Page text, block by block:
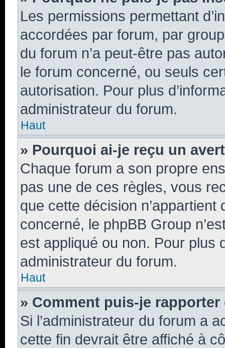
Les permissions permettant
accordées par forum, par
du forum n’a peut-être pas
le forum concerné, ou seuls
autorisation. Pour plus
administrateur du forum.
Haut
» Pourquoi ai-je reçu un
Chaque forum a son propre
pas une de ces règles, vous
que cette décision n’appartient
concerné, le phpBB Group
est appliqué ou non. Pour plus
administrateur du forum.
Haut
» Comment puis-je
Si l’administrateur du forum a
cette fin devrait être affiché à